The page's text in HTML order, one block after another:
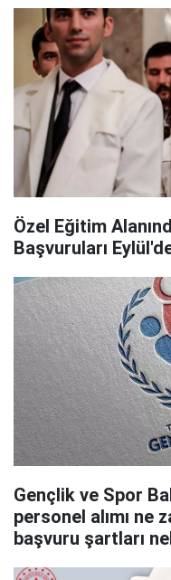
Özel Eğitim
Başvuruları
Gençlik ve Spor
personel alımı ne
başvuru şartları